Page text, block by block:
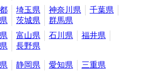
埼玉県 神奈川県
千葉県
茨城県 群馬県
富山県 石川県
福井県
長野県
静岡県 愛知県 三重県